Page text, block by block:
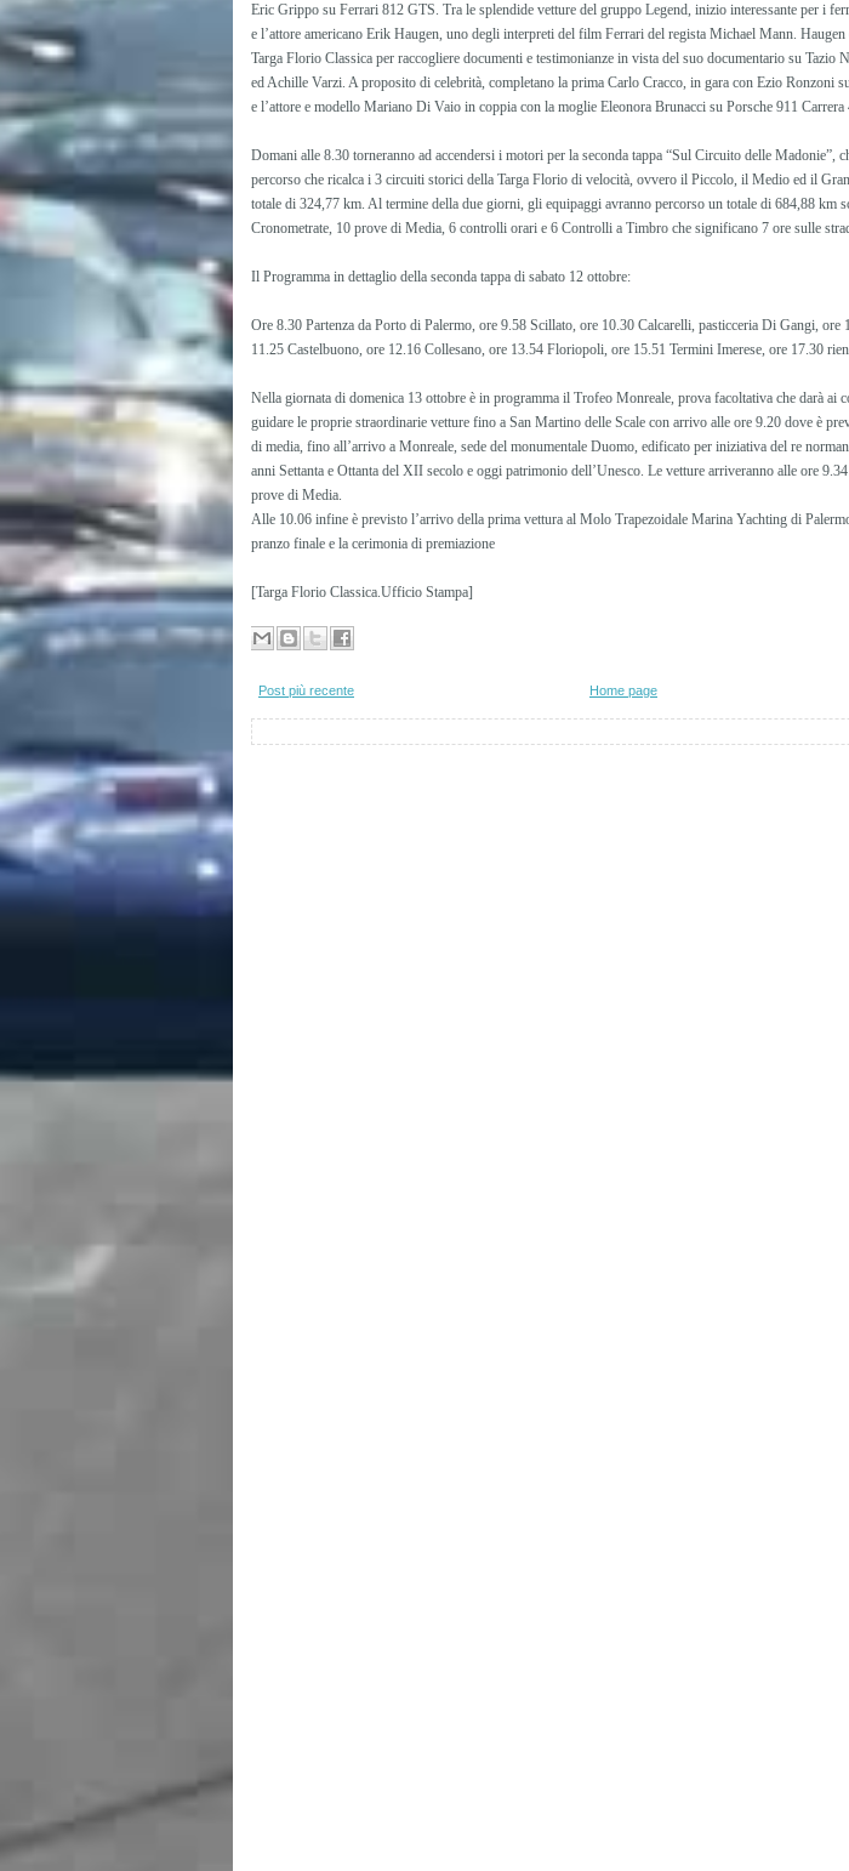
Eric Grippo su Ferrari 812 GTS. Tra le splendide vetture del gruppo Legend, inizio interessante per i
e l’attore americano Erik Haugen, uno degli interpreti del film Ferrari del regista Michael Mann.
Targa Florio Classica per raccogliere documenti e testimonianze in vista del suo documentario su Tazio
ed Achille Varzi. A proposito di celebrità, completano la prima Carlo Cracco, in gara con Ezio Ronzoni
e l’attore e modello Mariano Di Vaio in coppia con la moglie Eleonora Brunacci su Porsche 911 Carrera
Domani alle 8.30 torneranno ad accendersi i motori per la seconda tappa “Sul Circuito delle Madonie”,
percorso che ricalca i 3 circuiti storici della Targa Florio di velocità, ovvero il Piccolo, il Medio ed il
totale di 324,77 km. Al termine della due giorni, gli equipaggi avranno percorso un totale di 684,88 km
Cronometrate, 10 prove di Media, 6 controlli orari e 6 Controlli a Timbro che significano 7 ore sulle
Il Programma in dettaglio della seconda tappa di sabato 12 ottobre:
Ore 8.30 Partenza da Porto di Palermo, ore 9.58 Scillato, ore 10.30 Calcarelli, pasticceria Di Gangi, ore
11.25 Castelbuono, ore 12.16 Collesano, ore 13.54 Floriopoli, ore 15.51 Termini Imerese, ore 17.30
Nella giornata di domenica 13 ottobre è in programma il Trofeo Monreale, prova facoltativa che darà ai
guidare le proprie straordinarie vetture fino a San Martino delle Scale con arrivo alle ore 9.20 dove è
di media, fino all’arrivo a Monreale, sede del monumentale Duomo, edificato per iniziativa del re
anni Settanta e Ottanta del XII secolo e oggi patrimonio dell’Unesco. Le vetture arriveranno alle ore
prove di Media.
Alle 10.06 infine è previsto l’arrivo della prima vettura al Molo Trapezoidale Marina Yachting di
pranzo finale e la cerimonia di premiazione
[Targa Florio Classica.Ufficio Stampa]
Post più recente Home page